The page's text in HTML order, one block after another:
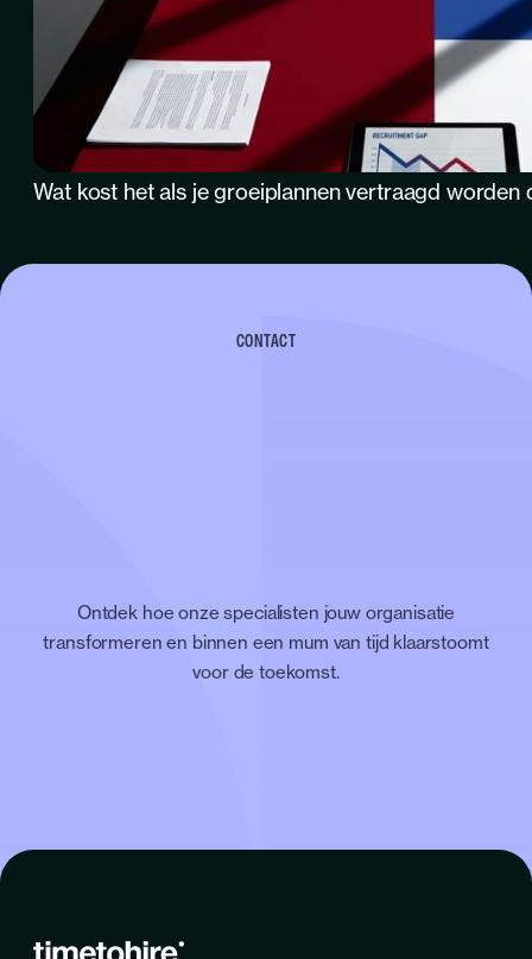
Wat kost het als je groeiplannen vertraagd worden
CONTACT
Ontdek hoe onze specialisten jouw organisatie
transformeren en binnen een mum van tijd klaarstoomt
voor de toekomst.